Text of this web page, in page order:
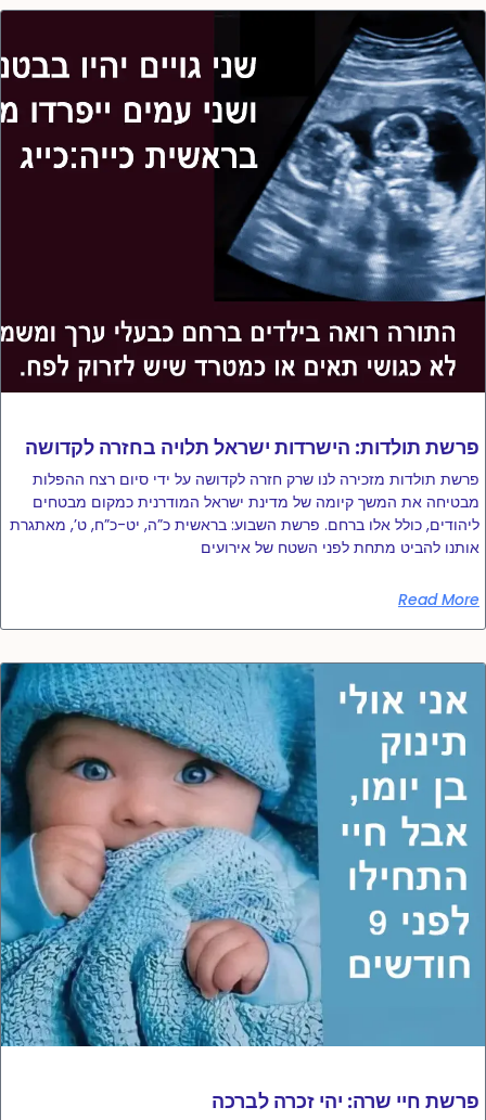
פרשת תולדות: הישרדות ישראל תלויה בחזרה לקדושה
פרשת תולדות מזכירה לנו שרק חזרה לקדושה על ידי סיום רצח ההפלות
מבטיחה את המשך קיומה של מדינת ישראל המודרנית כמקום מבטחים
ליהודים, כולל אלו ברחם. פרשת השבוע: בראשית כ”ה, יט-כ”ח, ט’, מאתגרת
אותנו להביט מתחת לפני השטח של אירועים
Read More
פרשת חיי שרה: יהי זכרה לברכה